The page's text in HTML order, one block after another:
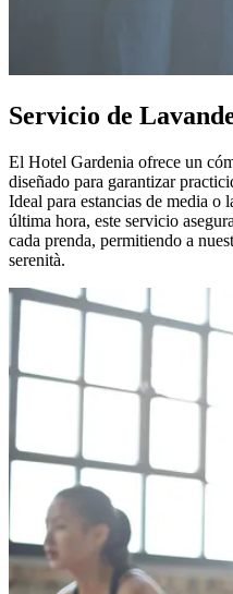
Servicio de
El Hotel Gardenia ofrece un
diseñado para garantizar
Ideal para estancias de media o
última hora, este servicio
cada prenda, permitiendo a
serenità.